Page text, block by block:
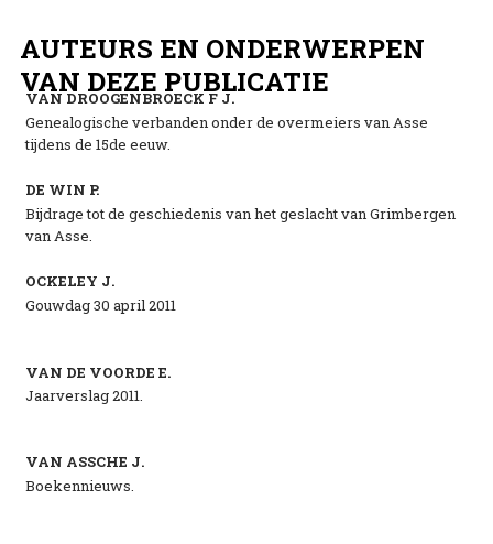
AUTEURS EN ONDERWERPEN
VAN DEZE PUBLICATIE
VAN DROOGENBROECK F J.
Genealogische verbanden onder de overmeiers van Asse
tijdens de 15de eeuw.
DE WIN P.
Bijdrage tot de geschiedenis van het geslacht van Grimbergen
van Asse.
OCKELEY J.
Gouwdag 30 april 2011
VAN DE VOORDE E.
Jaarverslag 2011.
VAN ASSCHE J.
Boekennieuws.